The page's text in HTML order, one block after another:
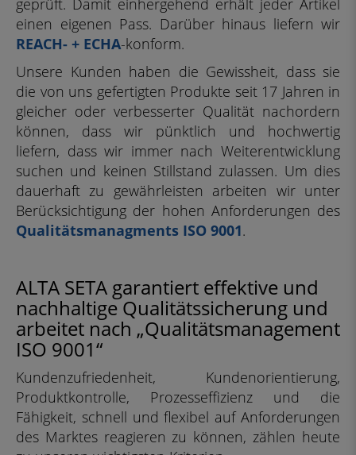
geprüft. Damit einhergehend erhält jeder Artikel
einen eigenen Pass. Darüber hinaus liefern wir
REACH- + ECHA-konform.
Unsere Kunden haben die Gewissheit, dass sie
die von uns gefertigten Produkte seit 17 Jahren in
gleicher oder verbesserter Qualität nachordern
können, dass wir pünktlich und hochwertig
liefern, dass wir immer nach Weiterentwicklung
suchen und keinen Stillstand zulassen. Um dies
dauerhaft zu gewährleisten arbeiten wir unter
Berücksichtigung der hohen Anforderungen des
Qualitätsmanagments ISO 9001.
ALTA SETA garantiert effektive und
nachhaltige Qualitätssicherung und
arbeitet nach „Qualitätsmanagement
ISO 9001“
Kundenzufriedenheit, Kundenorientierung,
Produktkontrolle, Prozesseffizienz und die
Fähigkeit, schnell und flexibel auf Anforderungen
des Marktes reagieren zu können, zählen heute